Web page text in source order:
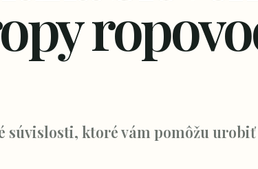
súvislosti, ktoré vám pomôžu urobiť